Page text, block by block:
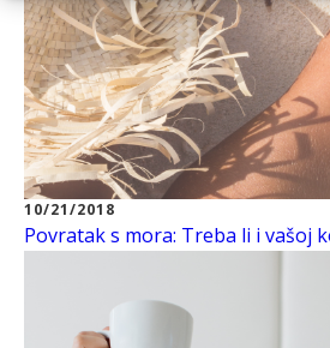
10/21/2018
Povratak s mora: Treba li i vašoj